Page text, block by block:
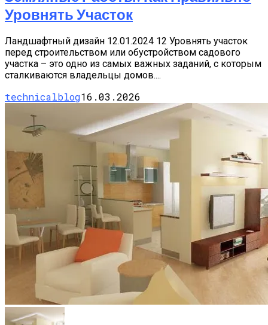
Уровнять Участок
Ландшафтный дизайн 12.01.2024 12 Уровнять участок
перед строительством или обустройством садового
участка – это одно из самых важных заданий, с которым
сталкиваются владельцы домов....
technicalblog16.03.2026